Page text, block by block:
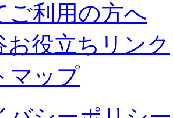
ご利用の方へ
お役立ちリンク
マップ